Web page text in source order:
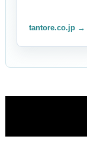
tantore.co.jp →